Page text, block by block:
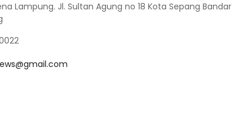
Lampung. Jl. Sultan Agung no 18 Kota Sepang Bandar